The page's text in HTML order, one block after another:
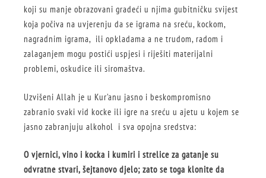
koji su manje obrazovani gradeći u njima gubitničku svijest
koja počiva na uvjerenju da se igrama na sreću, kockom,
nagradnim igrama, ili opkladama a ne trudom, radom i
zalaganjem mogu postići uspjesi i riješiti materijalni
problemi, oskudice ili siromaštva.
Uzvišeni Allah je u Kur’anu jasno i beskompromisno
zabranio svaki vid kocke ili igre na sreću u ajetu u kojem se
jasno zabranjuju alkohol i sva opojna sredstva:
O vjernici, vino i kocka i kumiri i strelice za gatanje su
odvratne stvari, šejtanovo djelo; zato se toga klonite da